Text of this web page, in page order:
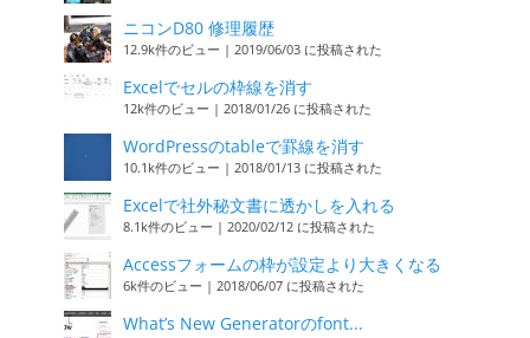
ニコンD80 修理履歴
12.9k件のビュー | 2019/06/03 に投稿された
Excelでセルの枠線を消す
12k件のビュー | 2018/01/26 に投稿された
WordPressのtableで罫線を消す
10.1k件のビュー | 2018/01/13 に投稿された
Excelで社外秘文書に透かしを入れる
8.1k件のビュー | 2020/02/12 に投稿された
Accessフォームの枠が設定より大きくなる
6k件のビュー | 2018/06/07 に投稿された
What’s New Generatorのfont...